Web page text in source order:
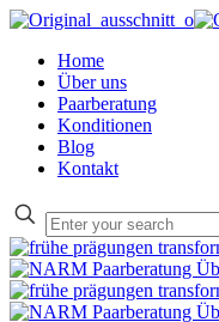
Home
Über uns
Paarberatung
Konditionen
Blog
Kontakt